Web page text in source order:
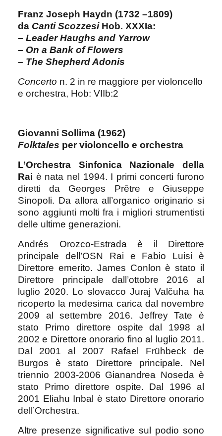
Franz Joseph Haydn (1732 –1809)
da Canti ScozzesiHob. XXXIa:
– Leader Haughs and Yarrow
– On a Bank of Flowers
– The Shepherd Adonis
Concerto n. 2 in re maggiore per violoncello
e orchestra, Hob: VIIb:2
Giovanni Sollima (1962)
Folktales per violoncello e orchestra
L’Orchestra Sinfonica Nazionale della
Rai è nata nel 1994. I primi concerti furono
diretti da Georges Prêtre e Giuseppe
Sinopoli. Da allora all’organico originario si
sono aggiunti molti fra i migliori strumentisti
delle ultime generazioni.
Andrés Orozco-Estrada è il Direttore
principale dell’OSN Rai e Fabio Luisi è
Direttore emerito. James Conlon è stato il
Direttore principale dall’ottobre 2016 al
luglio 2020. Lo slovacco Juraj Valčuha ha
ricoperto la medesima carica dal novembre
2009 al settembre 2016. Jeffrey Tate è
stato Primo direttore ospite dal 1998 al
2002 e Direttore onorario fino al luglio 2011.
Dal 2001 al 2007 Rafael Frühbeck de
Burgos è stato Direttore principale. Nel
triennio 2003-2006 Gianandrea Noseda è
stato Primo direttore ospite. Dal 1996 al
2001 Eliahu Inbal è stato Direttore onorario
dell’Orchestra.
Altre presenze significative sul podio sono